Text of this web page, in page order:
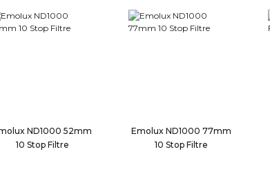
ND1000 52mm
10 Stop Filtre
Emolux ND1000 77mm
10 Stop Filtre